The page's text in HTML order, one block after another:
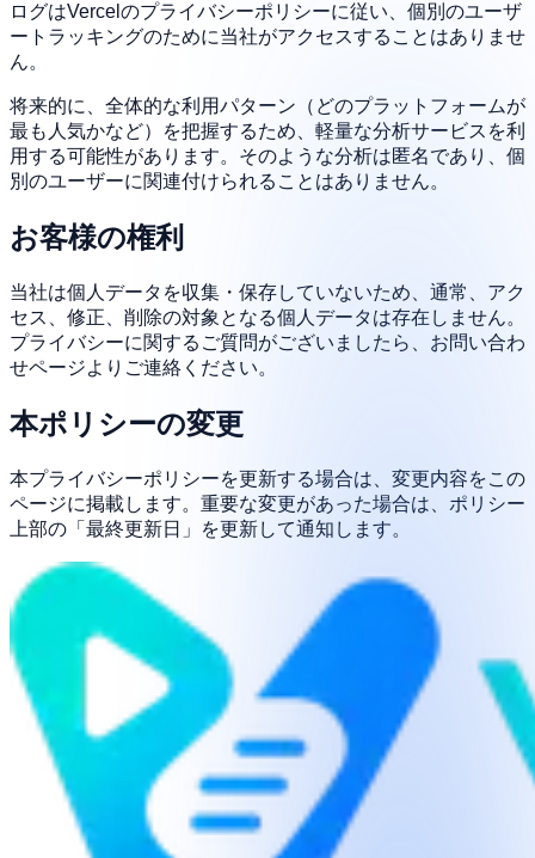
ログはVercelのプライバシーポリシーに従い、個別のユーザ
ートラッキングのために当社がアクセスすることはありませ
ん。
将来的に、全体的な利用パターン（どのプラットフォームが
最も人気かなど）を把握するため、軽量な分析サービスを利
用する可能性があります。そのような分析は匿名であり、個
別のユーザーに関連付けられることはありません。
お客様の権利
当社は個人データを収集・保存していないため、通常、アク
セス、修正、削除の対象となる個人データは存在しません。
プライバシーに関するご質問がございましたら、お問い合わ
せページよりご連絡ください。
本ポリシーの変更
本プライバシーポリシーを更新する場合は、変更内容をこの
ページに掲載します。重要な変更があった場合は、ポリシー
上部の「最終更新日」を更新して通知します。